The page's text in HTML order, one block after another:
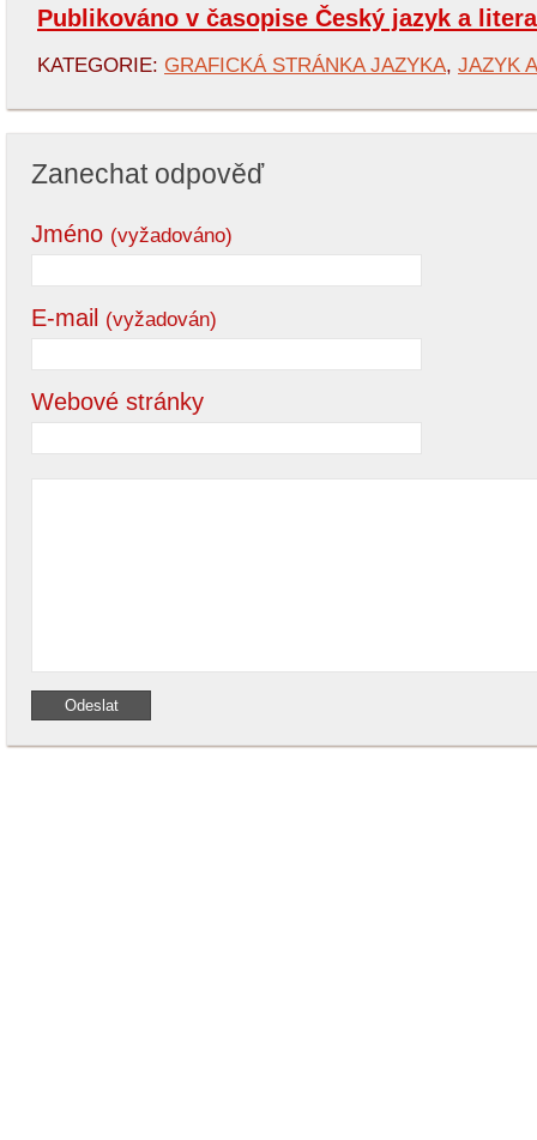
Publikováno v časopise Český jazyk a
KATEGORIE: GRAFICKÁ STRÁNKA JAZYKA, JAZYK
Zanechat odpověď
Jméno (vyžadováno)
E-mail (vyžadován)
Webové stránky